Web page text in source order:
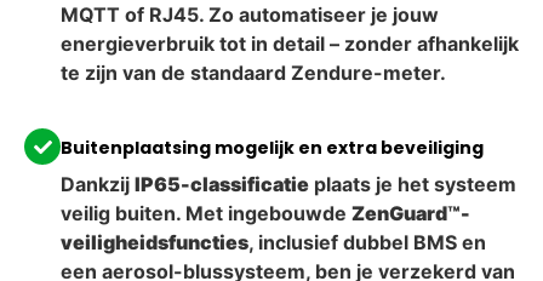
MQTT of RJ45. Zo automatiseer je jouw
energieverbruik tot in detail – zonder afhankelijk
te zijn van de standaard Zendure-meter.
Buitenplaatsing mogelijk en extra beveiliging
Dankzij IP65-classificatie plaats je het systeem
veilig buiten. Met ingebouwde ZenGuard™-
veiligheidsfuncties, inclusief dubbel BMS en
een aerosol-blussysteem, ben je verzekerd van